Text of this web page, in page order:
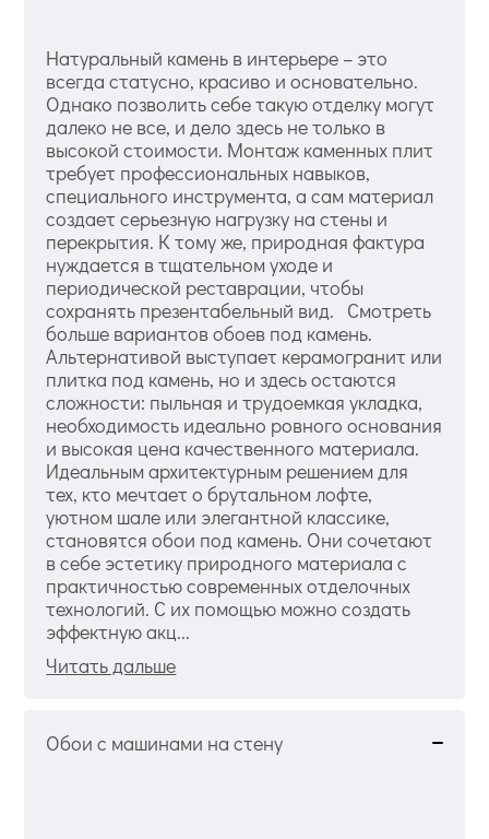
Натуральный камень в интерьере – это
всегда статусно, красиво и основательно.
Однако позволить себе такую отделку могут
далеко не все, и дело здесь не только в
высокой стоимости. Монтаж каменных плит
требует профессиональных навыков,
специального инструмента, а сам материал
создает серьезную нагрузку на стены и
перекрытия. К тому же, природная фактура
нуждается в тщательном уходе и
периодической реставрации, чтобы
сохранять презентабельный вид. Смотреть
больше вариантов обоев под камень.
Альтернативой выступает керамогранит или
плитка под камень, но и здесь остаются
сложности: пыльная и трудоемкая укладка,
необходимость идеально ровного основания
и высокая цена качественного материала.
Идеальным архитектурным решением для
тех, кто мечтает о брутальном лофте,
уютном шале или элегантной классике,
становятся обои под камень. Они сочетают
в себе эстетику природного материала с
практичностью современных отделочных
технологий. С их помощью можно создать
эффектную акц...
Читать дальше
Обои с машинами на стену